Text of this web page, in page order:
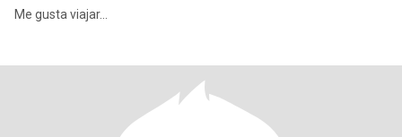
Me gusta viajar...